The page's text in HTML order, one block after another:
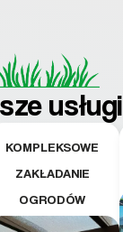
:)
usługi
KOMPLEKSOWE
ZAKŁADANIE
OGRODÓW